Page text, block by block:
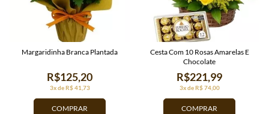
COMPRAR
3x de R$ 41,73
R$125,20
Margaridinha Branca Plantada
COMPRAR
3x de R$ 74,00
R$221,99
Cesta Com 10 Rosas Amarelas E
Chocolate